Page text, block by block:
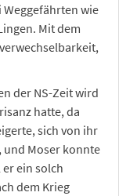
wie
Mit dem
der NS-Zeit wird
hatte, da
sich von ihr
und Moser konnte
ein solch
dem Krieg